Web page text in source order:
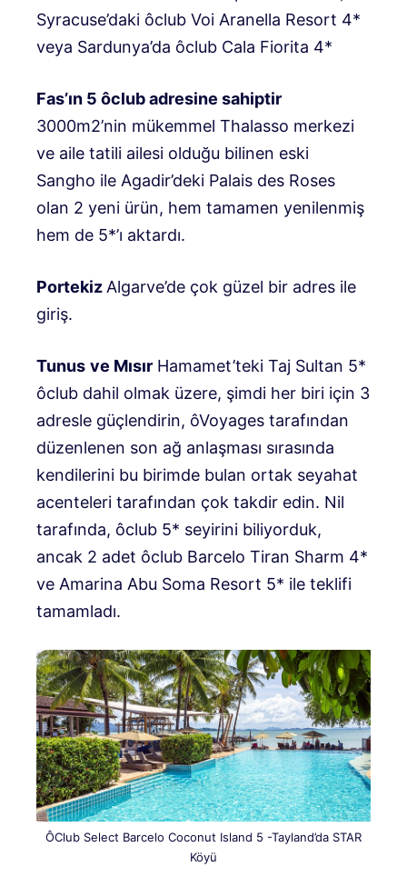
Syracuse’daki ôclub Voi Aranella Resort 4*
veya Sardunya’da ôclub Cala Fiorita 4*
Fas’ın 5 ôclub adresine sahiptir
3000m2’nin mükemmel Thalasso merkezi
ve aile tatili ailesi olduğu bilinen eski
Sangho ile Agadir’deki Palais des Roses
olan 2 yeni ürün, hem tamamen yenilenmiş
hem de 5*’ı aktardı.
Portekiz Algarve’de çok güzel bir adres ile
giriş.
Tunus ve Mısır Hamamet’teki Taj Sultan 5*
ôclub dahil olmak üzere, şimdi her biri için 3
adresle güçlendirin, ôVoyages tarafından
düzenlenen son ağ anlaşması sırasında
kendilerini bu birimde bulan ortak seyahat
acenteleri tarafından çok takdir edin. Nil
tarafında, ôclub 5* seyirini biliyorduk,
ancak 2 adet ôclub Barcelo Tiran Sharm 4*
ve Amarina Abu Soma Resort 5* ile teklifi
tamamladı.
ÔClub Select Barcelo Coconut Island 5 -Tayland’da STAR
Köyü